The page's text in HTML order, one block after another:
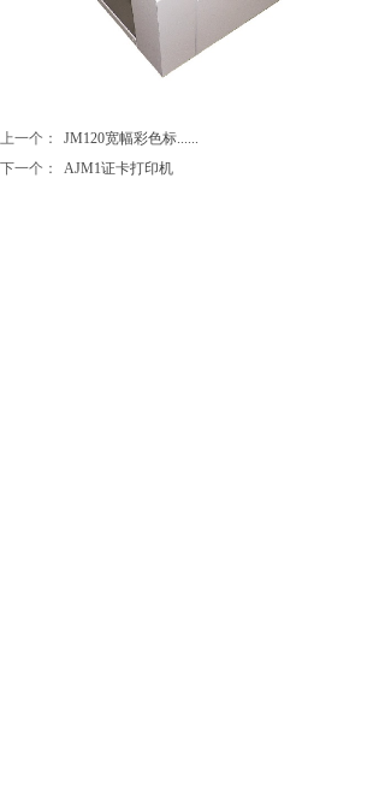
上一个：
JM120宽幅彩色标......
下一个：
AJM1证卡打印机